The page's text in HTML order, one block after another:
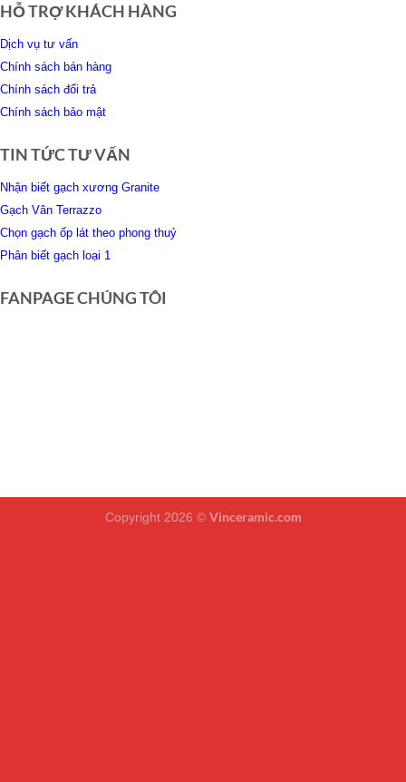
HỖ TRỢ KHÁCH HÀNG
Dịch vụ tư vấn
Chính sách bán hàng
Chính sách đổi trả
Chính sách bảo mật
TIN TỨC TƯ VẤN
Nhận biết gạch xương Granite
Gạch Vân Terrazzo
Chọn gạch ốp lát theo phong thuỷ
Phân biết gạch loại 1
FANPAGE CHÚNG TÔI
Copyright 2026 © Vinceramic.com